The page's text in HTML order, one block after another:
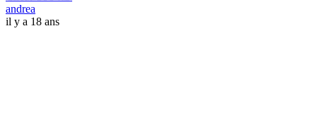
andrea
il y a 18 ans